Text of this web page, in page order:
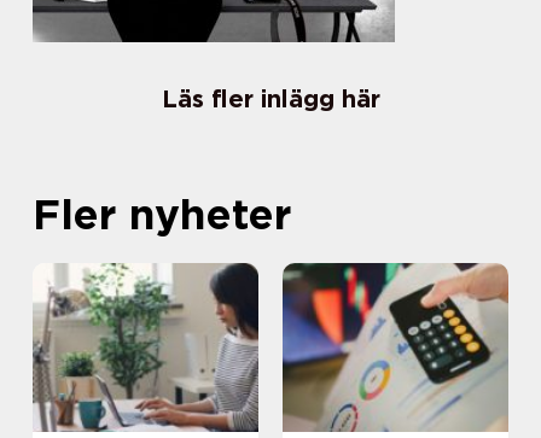
Läs fler inlägg här
Fler nyheter